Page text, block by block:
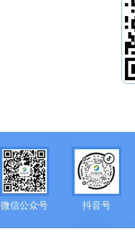
微信公众号 抖音号